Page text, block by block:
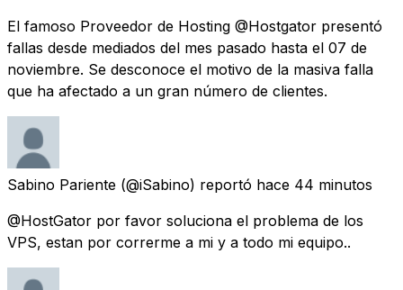
El famoso Proveedor de Hosting @Hostgator presentó
fallas desde mediados del mes pasado hasta el 07 de
noviembre. Se desconoce el motivo de la masiva falla
que ha afectado a un gran número de clientes.
Sabino Pariente (@iSabino) reportó hace 44 minutos
@HostGator por favor soluciona el problema de los
VPS, estan por correrme a mi y a todo mi equipo..